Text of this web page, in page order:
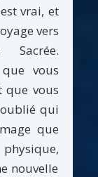
vrai, et
vers
vous
que vous
oublié qui
que
nouvelle